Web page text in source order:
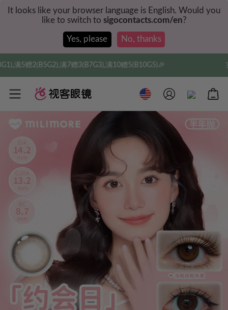
It looks like your browser language is English. Would you
like to switch to sigocontacts.com/en?
Yes, please No, thanks
7赠3(B7G3),满10赠5(B10G5)🎉 实付满$35全球